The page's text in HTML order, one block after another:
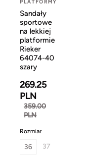
PLATFORMY
Sandały
sportowe
na lekkiej
platformie
Rieker
64074-40
szary
269.25
PLN
359.00
PLN
Rozmiar
36 37